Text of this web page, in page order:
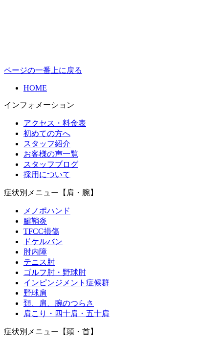
ページの一番上に戻る
HOME
インフォメーション
アクセス・料金表
初めての方へ
スタッフ紹介
お客様の声一覧
スタッフブログ
採用について
症状別メニュー【肩・腕】
メノポハンド
腱鞘炎
TFCC損傷
ドケルバン
肘内障
テニス肘
ゴルフ肘・野球肘
インピンジメント症候群
野球肩
頚、肩、腕のつらさ
肩こり・四十肩・五十肩
症状別メニュー【頭・首】